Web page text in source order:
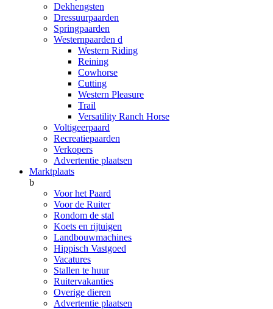
Dekhengsten
Dressuurpaarden
Springpaarden
Westernpaarden d
Western Riding
Reining
Cowhorse
Cutting
Western Pleasure
Trail
Versatility Ranch Horse
Voltigeerpaard
Recreatiepaarden
Verkopers
Advertentie plaatsen
Marktplaats
b
Voor het Paard
Voor de Ruiter
Rondom de stal
Koets en rijtuigen
Landbouwmachines
Hippisch Vastgoed
Vacatures
Stallen te huur
Ruitervakanties
Overige dieren
Advertentie plaatsen